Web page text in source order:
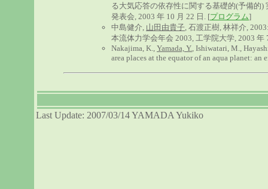
る大気応答の依存性に関する基礎的(予備的
発表会, 2003 年 10 月 22 日. [プログラム]
中島健介, 山田由貴子 , 石渡正樹, 林祥介,
本流体力学会年会 2003, 工学院大学, 2003 年
Nakajima, K., Yamada, Y. , Ishiwatari, M.,
area places at the equator of an aqua planet:
Last Update: 2007/03/14 YAMADA Yukiko